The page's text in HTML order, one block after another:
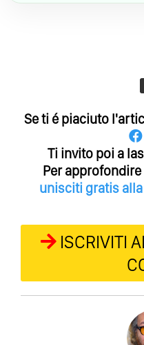
Se ti é piaciuto
Ti invito poi a
Per
unisciti gratis
ISCRIVITI